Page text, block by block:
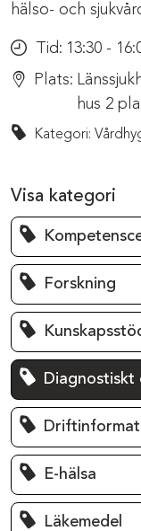
hälso- och
Tid: 13:30 -
Plats:
hus 2
Kategori:
Visa kategori
Forskning
Diagnostiskt
E-hälsa
Läkemedel